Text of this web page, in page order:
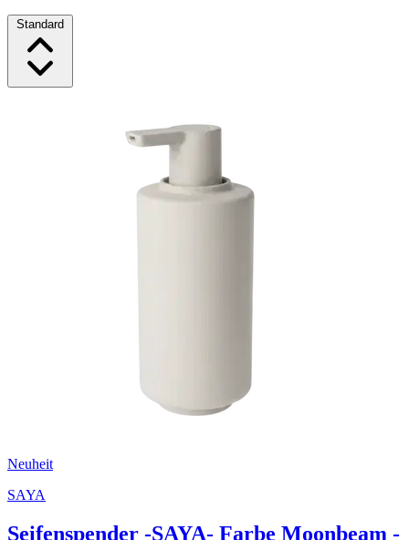
Standard
Neuheit
SAYA
Seifenspender -SAYA- Farbe Moonbeam -